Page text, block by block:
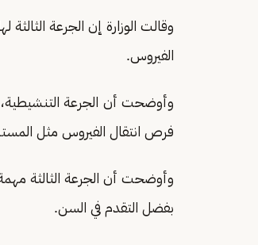
وقالت الوزارة إن الجرعة
الفيروس.
وأوضحت أن الجرعة
فرص انتقال الفيروس مثل
وأوضحت أن الجرعة الثالثة
بفضل التقدم في السن.